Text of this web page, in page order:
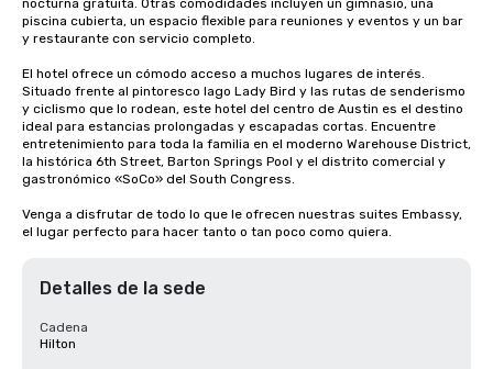
nocturna gratuita. Otras comodidades incluyen un gimnasio, una
piscina cubierta, un espacio flexible para reuniones y eventos y un bar
y restaurante con servicio completo.
El hotel ofrece un cómodo acceso a muchos lugares de interés.
Situado frente al pintoresco lago Lady Bird y las rutas de senderismo
y ciclismo que lo rodean, este hotel del centro de Austin es el destino
ideal para estancias prolongadas y escapadas cortas. Encuentre
entretenimiento para toda la familia en el moderno Warehouse District,
la histórica 6th Street, Barton Springs Pool y el distrito comercial y
gastronómico «SoCo» del South Congress.
Venga a disfrutar de todo lo que le ofrecen nuestras suites Embassy,
el lugar perfecto para hacer tanto o tan poco como quiera.
Detalles de la sede
Cadena
Hilton